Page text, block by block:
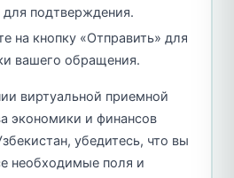
для подтверждения.
на кнопку «Отправить» для
вашего обращения.
виртуальной приемной
экономики и финансов
убедитесь, что вы
необходимые поля и